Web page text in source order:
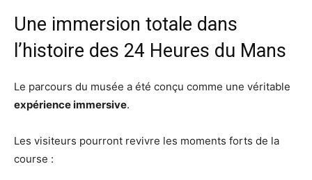
Une immersion totale dans
l’histoire des 24 Heures du Mans
Le parcours du musée a été conçu comme une véritable
expérience immersive.
Les visiteurs pourront revivre les moments forts de la
course :